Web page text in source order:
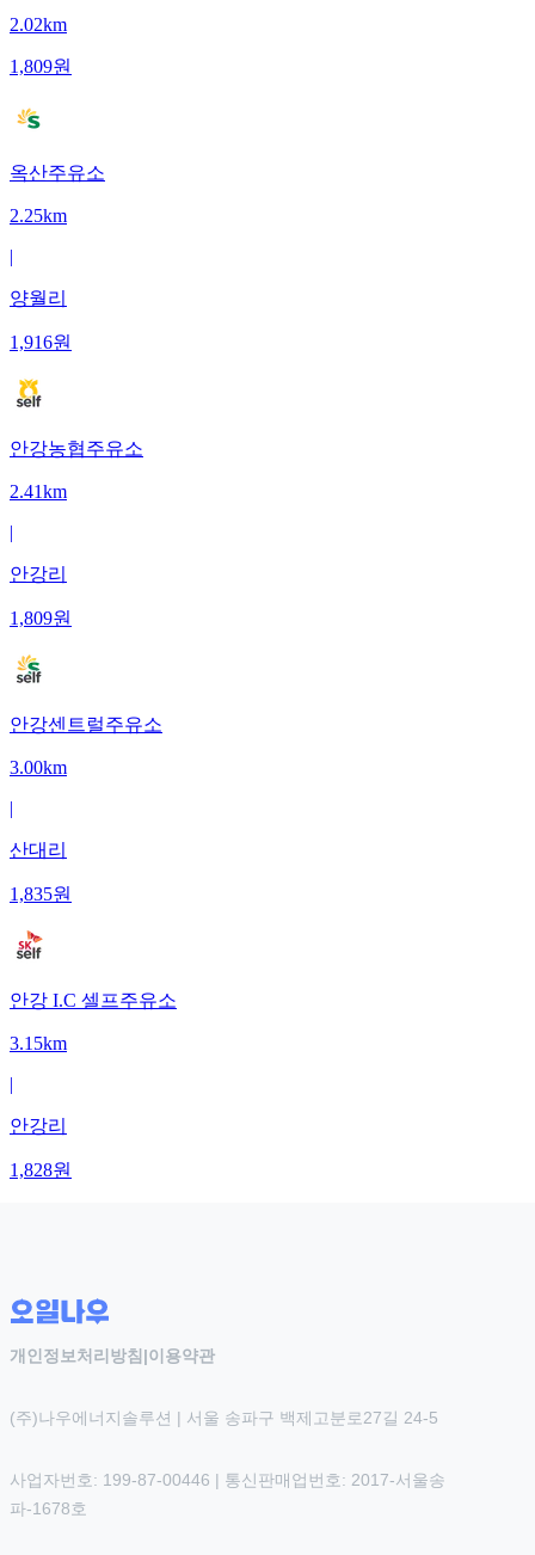
2.02km
1,809원
옥산주유소
2.25km
|
양월리
1,916원
안강농협주유소
2.41km
|
안강리
1,809원
안강센트럴주유소
3.00km
|
산대리
1,835원
안강 I.C 셀프주유소
3.15km
|
안강리
1,828원
개인정보처리방침|이용약관
(주)나우에너지솔루션 | 서울 송파구 백제고분로27길 24-5
사업자번호: 199-87-00446 | 통신판매업번호: 2017-서울송
파-1678호